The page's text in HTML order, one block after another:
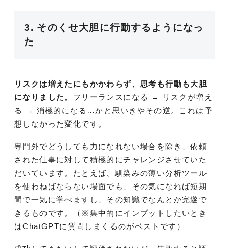
3. そのくせ大胆に行動するようになっ
た
リスクは増えたにもかかわらず、思考も行動も大胆
になりました。 フリーランスになる → リスクが増え
る → 消極的になる…かと思いきやその逆。これは予
想しなかった変化です。
専門外でどうしても力になれない場合を除き、依頼
された仕事に対して積極的にチャレンジさせていた
だいています。たとえば、馴染みの薄い分析ツール
を使わねばならない場面でも、その気になれば短期
間で一気に学べますし、その知識でなんとか完遂で
きるものです。（※集中的にインプットしたいとき
はChatGPTに質問しまくるのがベストです）